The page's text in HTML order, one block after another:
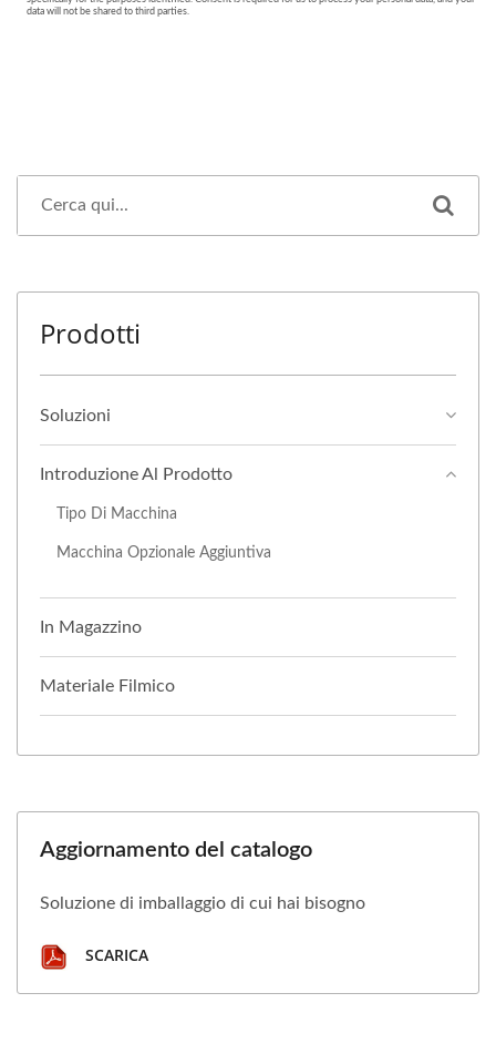
Prodotti
Soluzioni
Introduzione Al Prodotto
Tipo Di Macchina
Macchina Opzionale Aggiuntiva
In Magazzino
Materiale Filmico
Aggiornamento del catalogo
Soluzione di imballaggio di cui hai bisogno
SCARICA